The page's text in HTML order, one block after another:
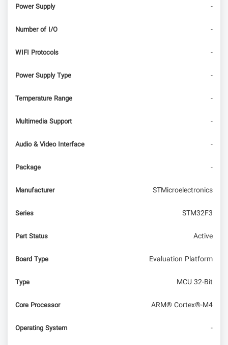
Power Supply -
Number of I/O -
WIFI Protocols -
Power Supply Type -
Temperature Range -
Multimedia Support -
Audio & Video Interface -
Package -
Manufacturer STMicroelectronics
Series STM32F3
Part Status Active
Board Type Evaluation Platform
Type MCU 32-Bit
Core Processor ARM® Cortex®-M4
Operating System -